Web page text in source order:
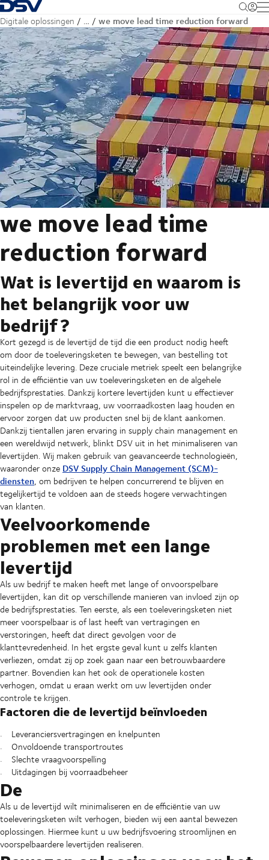
Terug naar startpagina
Digitale oplossingen … we move lead time reduction forward
we move lead time
reduction forward
Wat is levertijd en waarom is
het belangrijk voor uw
bedrijf?
Kort gezegd is de levertijd de tijd die een product nodig heeft
om door de toeleveringsketen te bewegen, van bestelling tot
uiteindelijke levering. Deze cruciale metriek speelt een belangrijke
rol in de efficiëntie van uw toeleveringsketen en de algehele
bedrijfsprestaties. Dankzij kortere levertijden kunt u effectiever
inspelen op de marktvraag, uw voorraadkosten laag houden en
ervoor zorgen dat uw producten snel bij de klant aankomen.
Dankzij tientallen jaren ervaring in supply chain management en
een wereldwijd netwerk, blinkt DSV uit in het minimaliseren van
levertijden. Wij maken gebruik van geavanceerde technologieën,
waaronder onze DSV Supply Chain Management (SCM)-
diensten, om bedrijven te helpen concurrerend te blijven en
tegelijkertijd te voldoen aan de steeds hogere verwachtingen
van klanten.
Veelvoorkomende
problemen met een lange
levertijd
Als uw bedrijf te maken heeft met lange of onvoorspelbare
levertijden, kan dit op verschillende manieren van invloed zijn op
de bedrijfsprestaties. Ten eerste, als een toeleveringsketen niet
meer voorspelbaar is of last heeft van vertragingen en
verstoringen, heeft dat direct gevolgen voor de
klanttevredenheid. In het ergste geval kunt u zelfs klanten
verliezen, omdat zij op zoek gaan naar een betrouwbaardere
partner. Bovendien kan het ook de operationele kosten
verhogen, omdat u eraan werkt om uw levertijden onder
controle te krijgen.
Factoren die de levertijd beïnvloeden
Leveranciersvertragingen en knelpunten
Onvoldoende transportroutes
Slechte vraagvoorspelling
Uitdagingen bij voorraadbeheer
De
Als u de levertijd wilt minimaliseren en de efficiëntie van uw
toeleveringsketen wilt verhogen, bieden wij een aantal bewezen
oplossingen. Hiermee kunt u uw bedrijfsvoering stroomlijnen en
voorspelbaardere levertijden realiseren.